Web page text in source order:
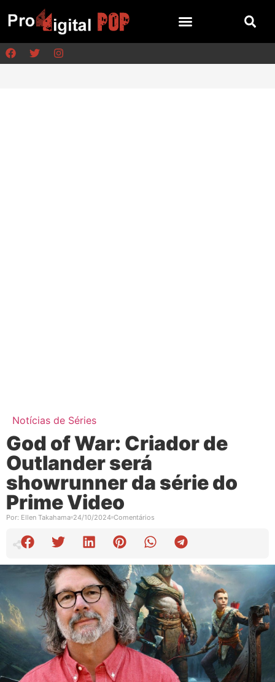
Notícias de Séries
God of War: Criador de
Outlander será
showrunner da série do
Prime Video
Por: Ellen Takahama 24/10/2024 Comentários